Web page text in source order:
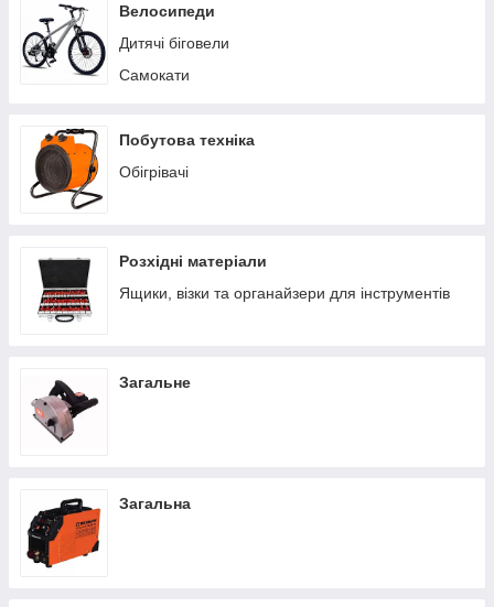
Теплиці/парники
Вольєри
Ручні сівалки
Велосипеди
Дитячі біговели
Самокати
Побутова техніка
Обігрівачі
Розхідні матеріали
Ящики, візки та органайзери для інструментів
Загальне
Загальна